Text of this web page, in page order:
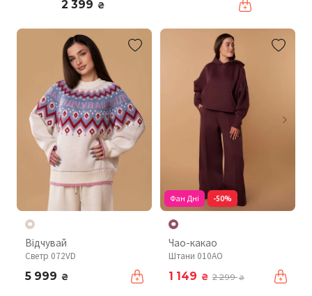
2 399 ₴
Відчувай
Светр 072VD
5 999 ₴
Фан Дні -50%
Чао-какао
Штани 010AO
1 149 ₴ 2 299₴